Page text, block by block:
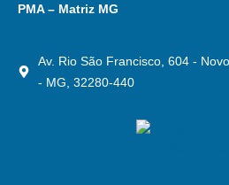
PMA – Matriz MG
Av. Rio São Francisco, 604 -
- MG, 32280-440